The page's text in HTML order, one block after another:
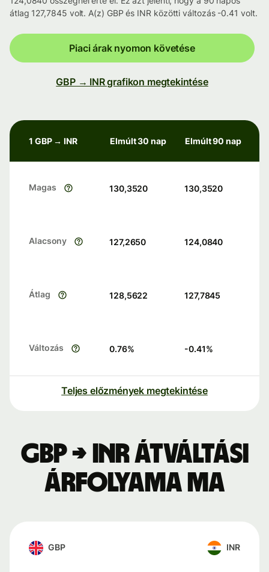
átlag 127,7845 volt. A(z) GBP és INR közötti változás -0.41 volt.
Piaci árak nyomon követése
GBP → INR grafikon megtekintése
1 GBP → INR Elmúlt 30 nap Elmúlt 90 nap
Magas 130,3520 130,3520
Alacsony 127,2650 124,0840
Átlag 128,5622 127,7845
Változás 0.76% -0.41%
Teljes előzmények megtekintése
GBP → INR átváltási
árfolyama ma
GBP INR